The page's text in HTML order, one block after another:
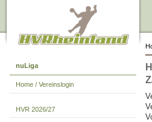
nuLiga
Home / Vereinslogin
HVR 2026/27